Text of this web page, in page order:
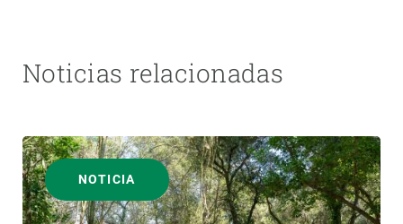
Noticias relacionadas
NOTICIA